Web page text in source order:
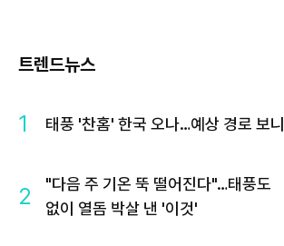
트렌드뉴스
1 태풍 '찬홈' 한국 오나…예상 경로 보니
2
"다음 주 기온 뚝 떨어진다"…태풍도
없이 열돔 박살 낸 '이것'